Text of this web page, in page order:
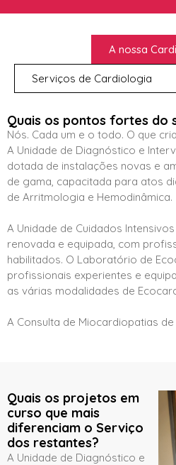
A nossa
Serviços de Cardiologia
Quais os pontos fortes do
Nós. Cada um e o todo. O que
A Unidade de Diagnóstico e
dotada de instalações novas e
de gama, capacitada para atos
de Arritmologia e Hemodinâmica.
A Unidade de Cuidados
renovada e equipada, com
habilitados. O Laboratório de
profissionais experientes e
as várias modalidades de
A Consulta de Miocardiopatias
Quais os projetos em
curso que mais
diferenciam o Serviço
dos restantes?
A Unidade de Diagnóstico e